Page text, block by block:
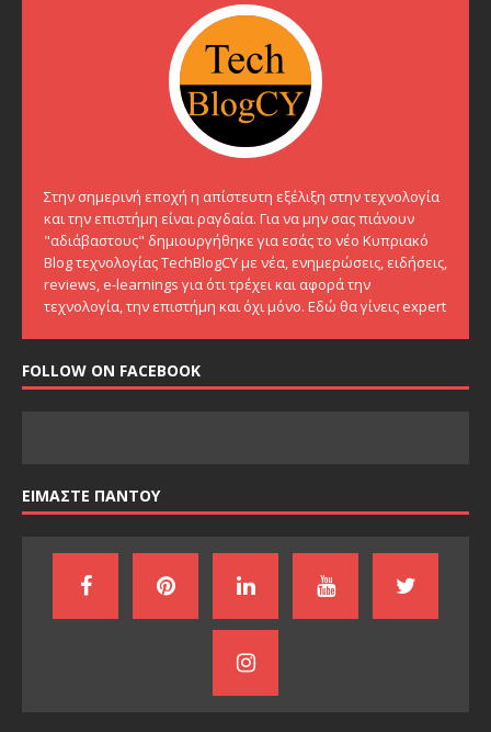
Στην σημερινή εποχή η απίστευτη εξέλιξη στην τεχνολογία
και την επιστήμη είναι ραγδαία. Για να μην σας πιάνουν
"αδιάβαστους" δημιουργήθηκε για εσάς το νέο Κυπριακό
Blog τεχνολογίας TechBlogCY με νέα, ενημερώσεις, ειδήσεις,
reviews, e-learnings για ότι τρέχει και αφορά την
τεχνολογία, την επιστήμη και όχι μόνο. Εδώ θα γίνεις expert
FOLLOW ON FACEBOOK
ΕΙΜΑΣΤΕ ΠΑΝΤΟΥ